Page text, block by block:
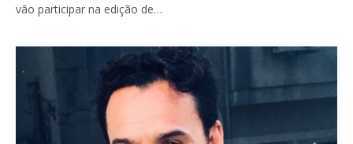
vão participar na edição de…